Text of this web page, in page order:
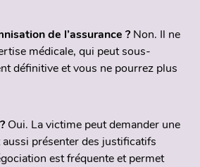
de l’assurance ? Non. Il ne
médicale, qui peut sous-
définitive et vous ne pourrez plus
Oui. La victime peut demander une
présenter des justificatifs
est fréquente et permet